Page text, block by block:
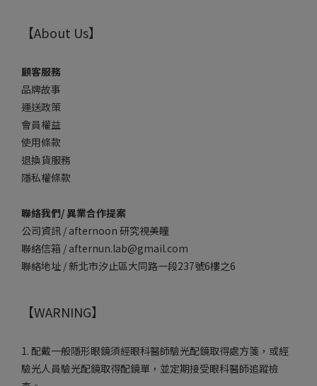
【About Us】
顧客服務
品牌故事
運送政策
會員權益
使用條款
退換貨服務
隱私權條款
聯絡我們/ 異業合作提案
公司資訊 / afternoon 研究視美瞳
聯絡信箱 / afternun.lab@gmail.com
聯絡地址 / 新北市汐止區大同路一段237號6樓之6
【WARNING】
1. 配戴一般隱形眼鏡須經眼科醫師驗光配鏡取得處方箋，或經
驗光人員驗光配鏡取得配鏡單，並定期接受眼科醫師追蹤檢